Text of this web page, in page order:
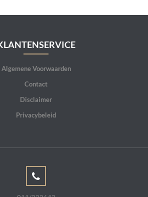
Algemene Voorwaarden
Contact
Disclaimer
Privacybeleid